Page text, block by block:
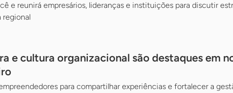
e reunirá empresários, lideranças e instituições para discutir
regional
e cultura organizacional são destaques em
para compartilhar experiências e fortalecer a